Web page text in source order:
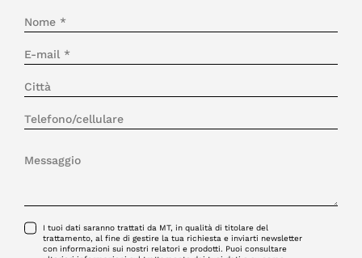
I tuoi dati saranno trattati da MT, in qualità di titolare del
trattamento, al fine di gestire la tua richiesta e inviarti newsletter
con informazioni sui nostri relatori e prodotti. Puoi consultare